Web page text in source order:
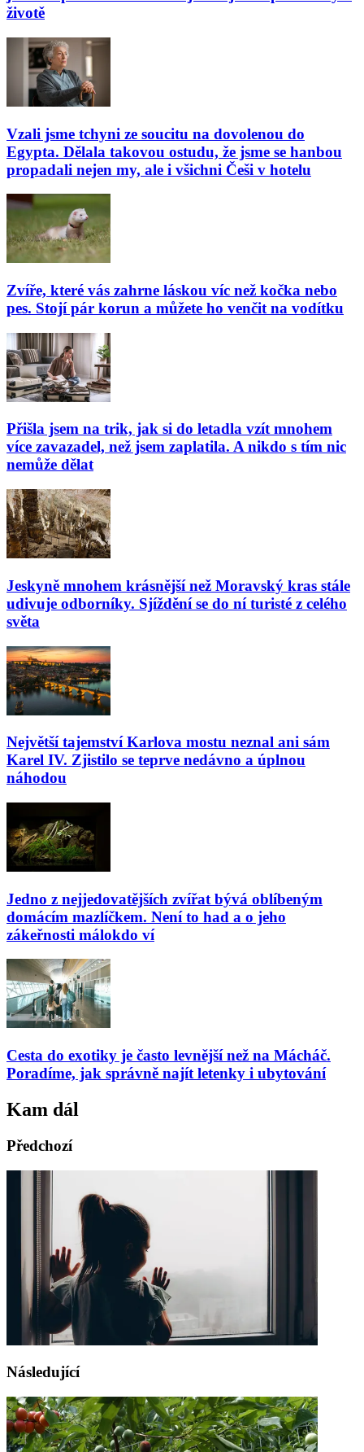
životě
Vzali jsme tchyni ze soucitu na dovolenou do
Egypta. Dělala takovou ostudu, že jsme se hanbou
propadali nejen my, ale i všichni Češi v hotelu
Zvíře, které vás zahrne láskou víc než kočka nebo
pes. Stojí pár korun a můžete ho venčit na vodítku
Přišla jsem na trik, jak si do letadla vzít mnohem
více zavazadel, než jsem zaplatila. A nikdo s tím nic
nemůže dělat
Jeskyně mnohem krásnější než Moravský kras stále
udivuje odborníky. Sjíždění se do ní turisté z celého
světa
Největší tajemství Karlova mostu neznal ani sám
Karel IV. Zjistilo se teprve nedávno a úplnou
náhodou
Jedno z nejjedovatějších zvířat bývá oblíbeným
domácím mazlíčkem. Není to had a o jeho
zákeřnosti málokdo ví
Cesta do exotiky je často levnější než na Mácháč.
Poradíme, jak správně najít letenky i ubytování
Kam dál
Předchozí
Následující